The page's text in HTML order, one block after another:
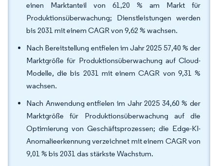
einen Marktanteil von 61,20 % am Markt für
Produktionsüberwachung; Dienstleistungen werden
bis 2031 mit einem CAGR von 9,62 % wachsen.
Nach Bereitstellung entfielen im Jahr 2025 57,40 % der
Marktgröße für Produktionsüberwachung auf Cloud-
Modelle, die bis 2031 mit einem CAGR von 9,31 %
wachsen.
Nach Anwendung entfielen im Jahr 2025 34,60 % der
Marktgröße für Produktionsüberwachung auf die
Optimierung von Geschäftsprozessen; die Edge-KI-
Anomalieerkennung verzeichnet mit einem CAGR von
9,01 % bis 2031 das stärkste Wachstum.